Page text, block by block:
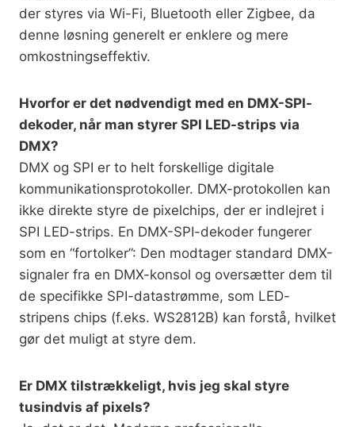
der styres via Wi-Fi, Bluetooth eller Zigbee, da
denne løsning generelt er enklere og mere
omkostningseffektiv.
Hvorfor er det nødvendigt med en DMX-SPI-
dekoder, når man styrer SPI LED-strips via
DMX?
DMX og SPI er to helt forskellige digitale
kommunikationsprotokoller. DMX-protokollen kan
ikke direkte styre de pixelchips, der er indlejret i
SPI LED-strips. En DMX-SPI-dekoder fungerer
som en “fortolker”: Den modtager standard DMX-
signaler fra en DMX-konsol og oversætter dem til
de specifikke SPI-datastrømme, som LED-
stripens chips (f.eks. WS2812B) kan forstå, hvilket
gør det muligt at styre dem.
Er DMX tilstrækkeligt, hvis jeg skal styre
tusindvis af pixels?